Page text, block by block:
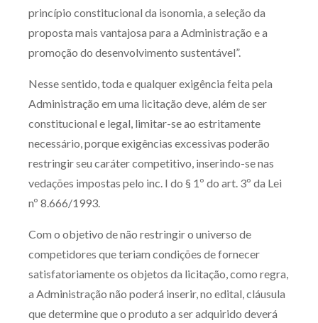
Capacitação
Zênite Online
Eventos presenciais
Zênite in Company
Diferenciais
Av. Sete de Setembro, 4698
Batel Curitiba/PR CEP80240-000
princípio constitucional da isonomia, a seleção da
proposta mais vantajosa para a Administração e a
promoção do desenvolvimento sustentável”.
Nesse sentido, toda e qualquer exigência feita pela
Administração em uma licitação deve, além de ser
constitucional e legal, limitar-se ao estritamente
necessário, porque exigências excessivas poderão
restringir seu caráter competitivo, inserindo-se nas
vedações impostas pelo inc. I do § 1º do art. 3º da Lei
nº 8.666/1993.
Com o objetivo de não restringir o universo de
competidores que teriam condições de fornecer
satisfatoriamente os objetos da licitação, como regra,
a Administração não poderá inserir, no edital, cláusula
que determine que o produto a ser adquirido deverá